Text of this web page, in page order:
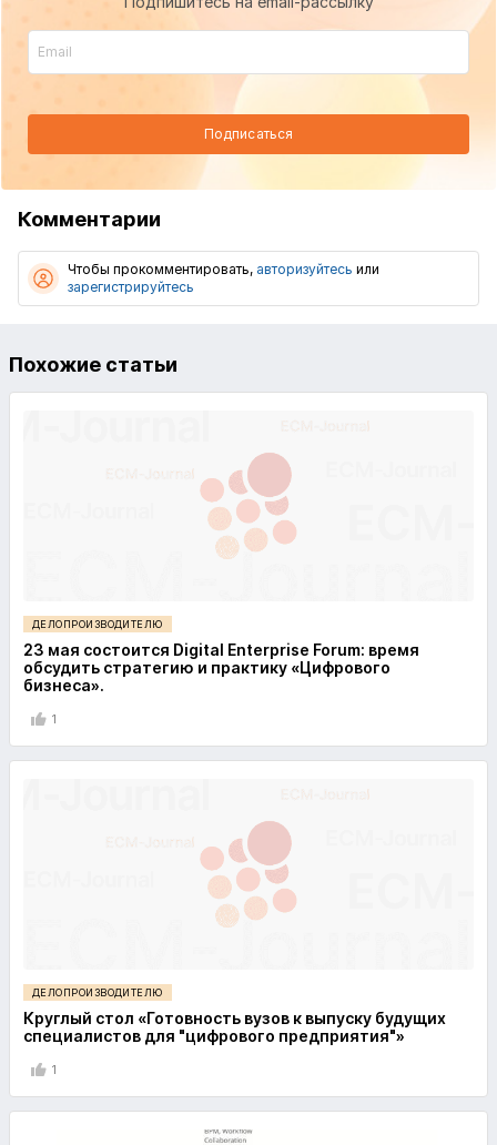
Подписаться
Комментарии
Чтобы прокомментировать, авторизуйтесь или
зарегистрируйтесь
Похожие статьи
ДЕЛОПРОИЗВОДИТЕЛЮ
23 мая состоится Digital Enterprise Forum: время
обсудить стратегию и практику «Цифрового
бизнеса».
1
ДЕЛОПРОИЗВОДИТЕЛЮ
Круглый стол «Готовность вузов к выпуску будущих
специалистов для "цифрового предприятия"»
1